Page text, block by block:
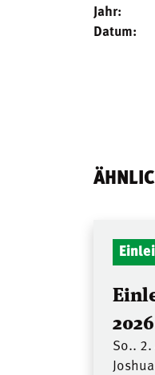
Jahr:
Datum:
2026
So..